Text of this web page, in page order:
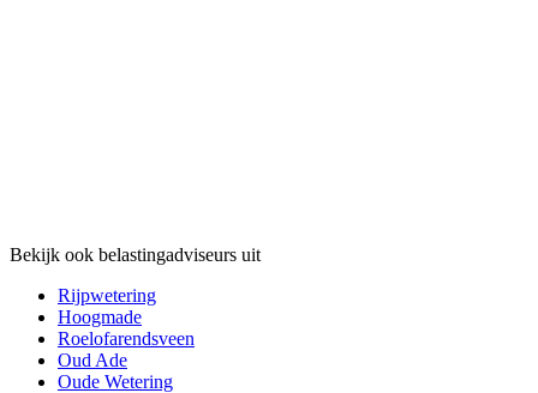
Bekijk ook belastingadviseurs uit
Rijpwetering
Hoogmade
Roelofarendsveen
Oud Ade
Oude Wetering